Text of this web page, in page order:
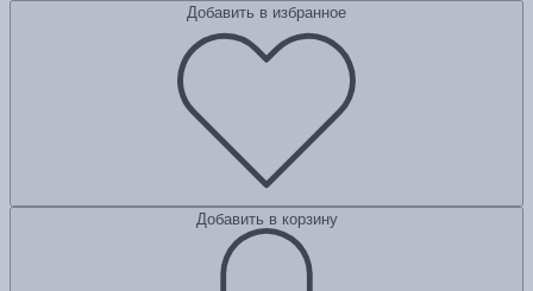
Добавить в избранное
Добавить в корзину